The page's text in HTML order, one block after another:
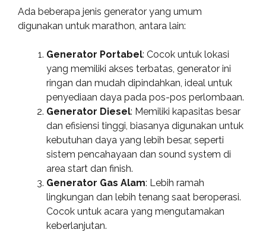
Ada beberapa jenis generator yang umum
digunakan untuk marathon, antara lain:
Generator Portabel: Cocok untuk lokasi
yang memiliki akses terbatas, generator ini
ringan dan mudah dipindahkan, ideal untuk
penyediaan daya pada pos-pos perlombaan.
Generator Diesel: Memiliki kapasitas besar
dan efisiensi tinggi, biasanya digunakan untuk
kebutuhan daya yang lebih besar, seperti
sistem pencahayaan dan sound system di
area start dan finish.
Generator Gas Alam: Lebih ramah
lingkungan dan lebih tenang saat beroperasi.
Cocok untuk acara yang mengutamakan
keberlanjutan.